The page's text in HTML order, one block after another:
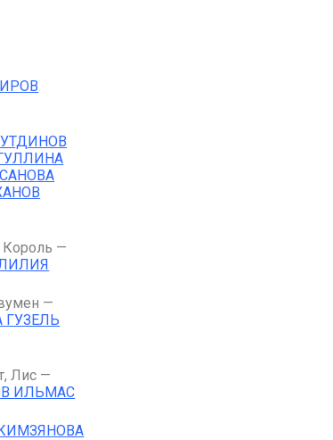
Король —
—
Лис —
ИЛЬМАС